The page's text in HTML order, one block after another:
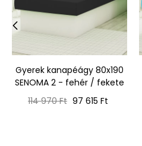
Gyerek kanapéágy 80x190
SENOMA 2 - fehér / fekete
Normál
114 970 Ft Ár
97 615 Ft
‹